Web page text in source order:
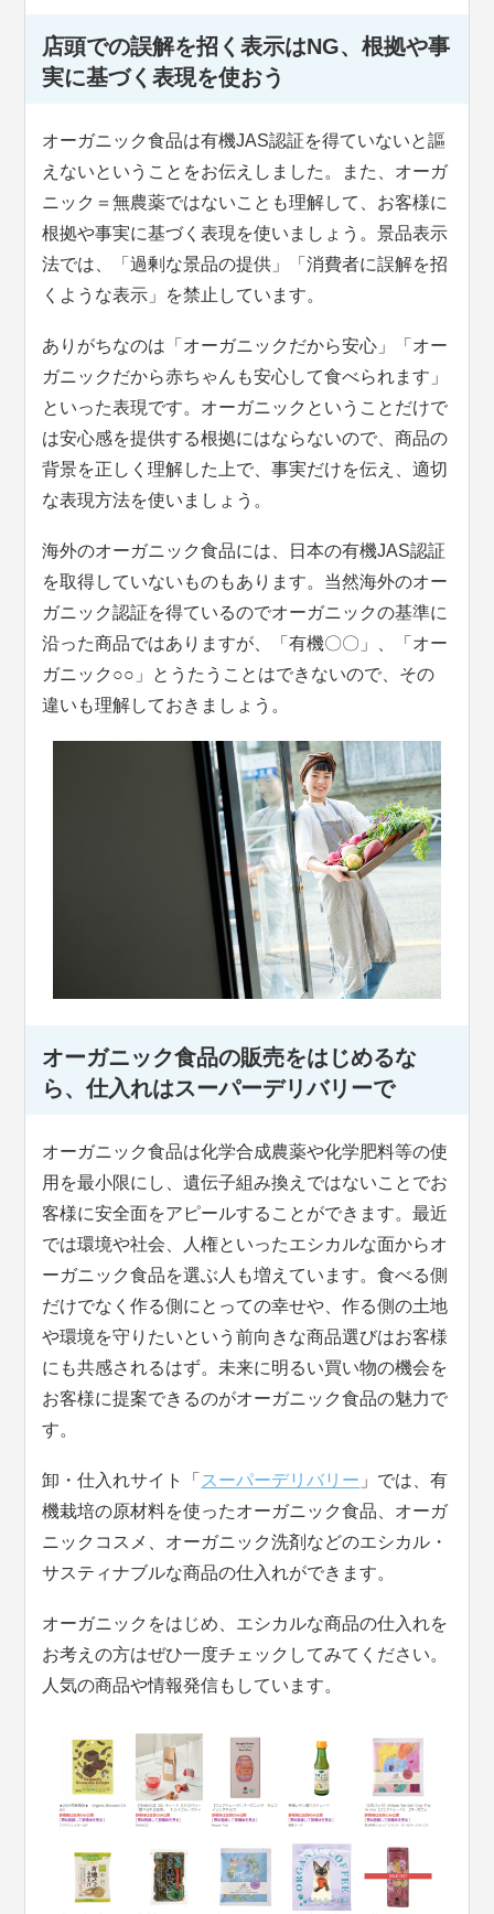
店頭での誤解を招く表示はNG、根拠や事
実に基づく表現を使おう
オーガニック食品は有機JAS認証を得ていないと謳
えないということをお伝えしました。また、オーガ
ニック＝無農薬ではないことも理解して、お客様に
根拠や事実に基づく表現を使いましょう。景品表示
法では、「過剰な景品の提供」「消費者に誤解を招
くような表示」を禁止しています。
ありがちなのは「オーガニックだから安心」「オー
ガニックだから赤ちゃんも安心して食べられます」
といった表現です。オーガニックということだけで
は安心感を提供する根拠にはならないので、商品の
背景を正しく理解した上で、事実だけを伝え、適切
な表現方法を使いましょう。
海外のオーガニック食品には、日本の有機JAS認証
を取得していないものもあります。当然海外のオー
ガニック認証を得ているのでオーガニックの基準に
沿った商品ではありますが、「有機〇〇」、「オー
ガニック○○」とうたうことはできないので、その
違いも理解しておきましょう。
オーガニック食品の販売をはじめるな
ら、仕入れはスーパーデリバリーで
オーガニック食品は化学合成農薬や化学肥料等の使
用を最小限にし、遺伝子組み換えではないことでお
客様に安全面をアピールすることができます。最近
では環境や社会、人権といったエシカルな面からオ
ーガニック食品を選ぶ人も増えています。食べる側
だけでなく作る側にとっての幸せや、作る側の土地
や環境を守りたいという前向きな商品選びはお客様
にも共感されるはず。未来に明るい買い物の機会を
お客様に提案できるのがオーガニック食品の魅力で
す。
卸・仕入れサイト「 スーパーデリバリー 」では、有
機栽培の原材料を使ったオーガニック食品、オーガ
ニックコスメ、オーガニック洗剤などのエシカル・
サスティナブルな商品の仕入れができます。
オーガニックをはじめ、エシカルな商品の仕入れを
お考えの方はぜひ一度チェックしてみてください。
人気の商品や情報発信もしています。